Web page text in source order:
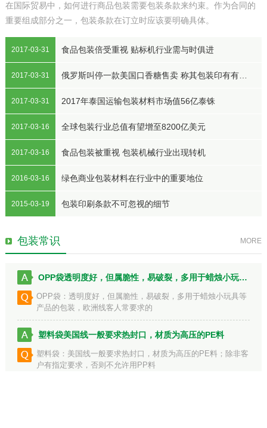
在国际贸易中，如何进行商品包装需要包装条款来约束。作为合同的
重要组成部分之一，包装条款在订立时应该要明确具体。
2017-03-31 食品包装倍受重视 贴标机行业需与时俱进
2017-03-31 俄罗斯叫停一款美国口香糖售卖 称其包装印有有害内容
2017-03-31 2017年泰国运输包装材料市场值56亿泰铢
2017-03-16 全球包装行业总值有望增至8200亿美元
2017-03-16 食品包装被重视 包装机械行业出现转机
2016-03-16 绿色商业包装材料在行业中的重要地位
2015-03-19 包装印刷条款不可忽视的细节
包装常识 MORE
OPP袋透明度好，但属脆性，易破裂，多用于蜡烛小玩具等产品的...
OPP袋：透明度好，但属脆性，易破裂，多用于蜡烛小玩具等
产品的包装，欧洲线客人常要求的
塑料袋美国线一般要求热封口，材质为高压的PE料
塑料袋：美国线一般要求热封口，材质为高压的PE料；除非客
户有指定要求，否则不允许用PP料